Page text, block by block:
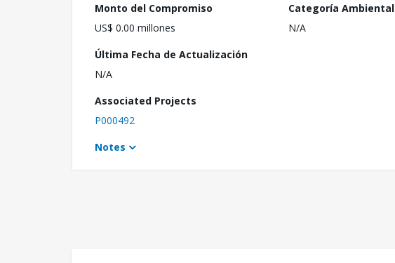
Monto del Compromiso
US$ 0.00 millones
Categoría Ambiental
N/A
Última Fecha de Actualización
N/A
Associated Projects
P000492
Notes